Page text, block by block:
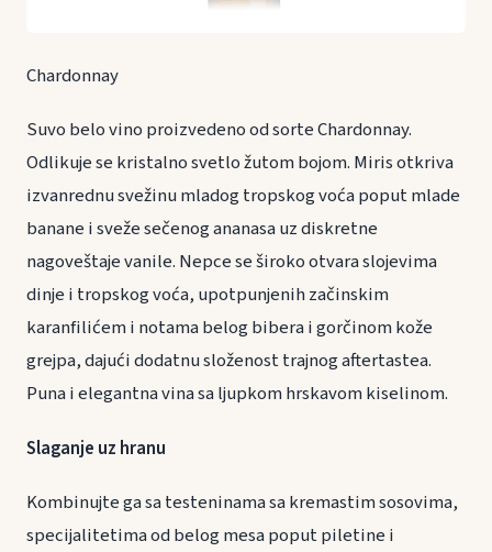
Chardonnay
Suvo belo vino proizvedeno od sorte Chardonnay.
Odlikuje se kristalno svetlo žutom bojom. Miris otkriva
izvanrednu svežinu mladog tropskog voća poput mlade
banane i sveže sečenog ananasa uz diskretne
nagoveštaje vanile. Nepce se široko otvara slojevima
dinje i tropskog voća, upotpunjenih začinskim
karanfilićem i notama belog bibera i gorčinom kože
grejpa, dajući dodatnu složenost trajnog aftertastea.
Puna i elegantna vina sa ljupkom hrskavom kiselinom.
Slaganje uz hranu
Kombinujte ga sa testeninama sa kremastim sosovima,
specijalitetima od belog mesa poput piletine i